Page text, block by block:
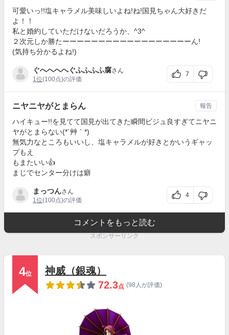
可愛いっ!!塩キャラメル美味しいよね!ね!国見ちゃん大好きだ
よ！！
私と婚約していただけないだろうか、^3^
２次元しか勝たーーーーーーーーーーーーーーーーーーん!
(気持ち分かるよね!)
ぐへへへへぐふふふふ腐さん
1位(100点)の評価
7
ニヤニヤがとまらん
ハイキュー!!を見てて国見が出てきた瞬間ビジュ良すぎてニヤニ
ヤがとまらない(*´艸｀*)
無気力なところもいいし、塩キャラメルが好きとかいうギャッ
プもえ
もまたいい👍️
まじでセンター分けは癖
まっつんさん
1位(100点)の評価
4
報告
コメントをもっと読む
スポンサーリンク
4位
神威（銀魂）
72.3点 (98人が評価)